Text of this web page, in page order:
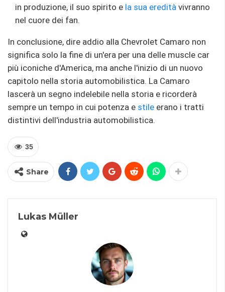
in produzione, il suo spirito e la sua eredità vivranno
nel cuore dei fan.
In conclusione, dire addio alla Chevrolet Camaro non
significa solo la fine di un'era per una delle muscle car
più iconiche d'America, ma anche l'inizio di un nuovo
capitolo nella storia automobilistica. La Camaro
lascerà un segno indelebile nella storia e ricorderà
sempre un tempo in cui potenza e stile erano i tratti
distintivi dell'industria automobilistica.
35
Share
Lukas Müller